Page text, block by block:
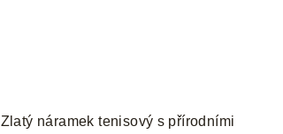
Zlatý náramek tenisový s přírodními